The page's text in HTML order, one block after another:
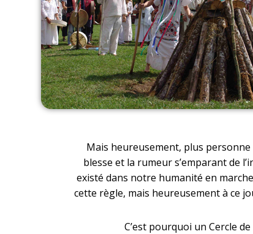
Mais heureusement, plus personne
blesse et la rumeur s’emparant de
existé dans notre humanité en
cette règle, mais heureusement à ce
C’est pourquoi un Cercle